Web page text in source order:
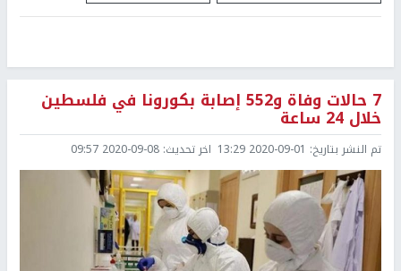
7 حالات وفاة و552 إصابة بكورونا في فلسطين
خلال 24 ساعة
تم النشر بتاريخ: 2020-09-01 13:29 اخر تحديث: 2020-09-08 09:57